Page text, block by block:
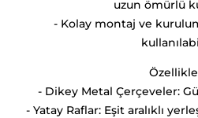
uzun ömürlü
- Kolay montaj ve
- Dikey Metal Çerçeveler:
- Yatay Raflar: Eşit aralıklı